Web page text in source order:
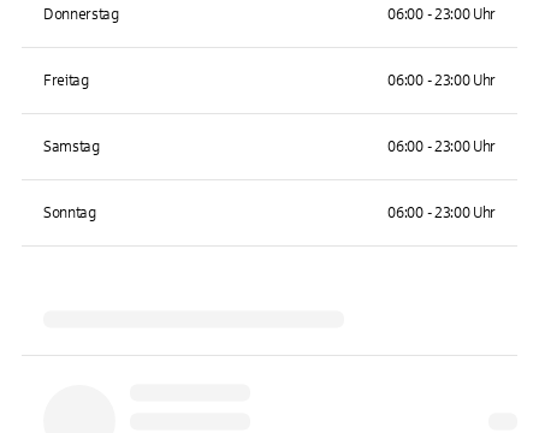
Donnerstag 06:00 - 23:00 Uhr
Freitag 06:00 - 23:00 Uhr
Samstag 06:00 - 23:00 Uhr
Sonntag 06:00 - 23:00 Uhr